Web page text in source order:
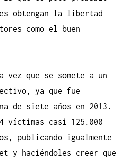
obtengan la libertad
como el buen
vez que se somete a un
ya que fue
de siete años en 2013.
víctimas casi 125.000
publicando igualmente
y haciéndoles creer que